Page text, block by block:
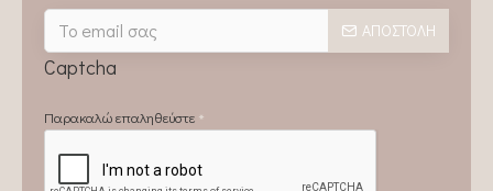
ΑΠΟΣΤΟΛΉ
Captcha
Παρακαλώ επαληθεύστε